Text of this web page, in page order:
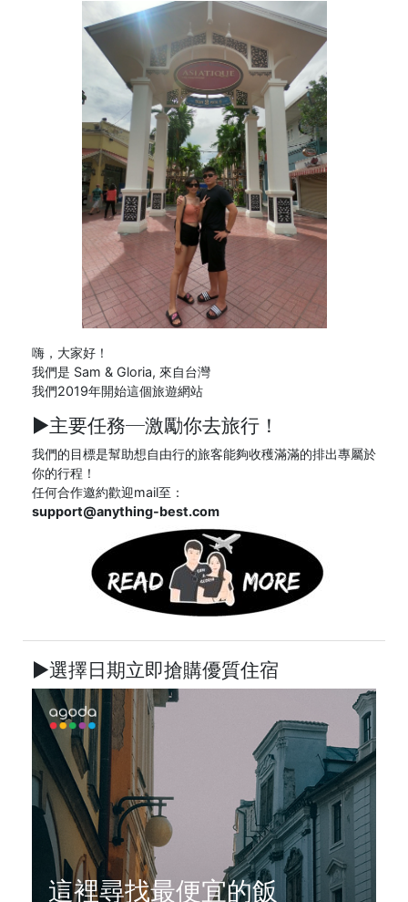
嗨，大家好！
我們是 Sam & Gloria, 來自台灣
我們2019年開始這個旅遊網站
►主要任務─激勵你去旅行！
我們的目標是幫助想自由行的旅客能夠收穫滿滿的排出專屬於
你的行程！
任何合作邀約歡迎mail至：
support@anything-best.com
►選擇日期立即搶購優質住宿